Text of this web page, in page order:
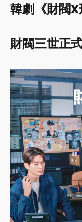
韓劇《財閥
財閥三世正